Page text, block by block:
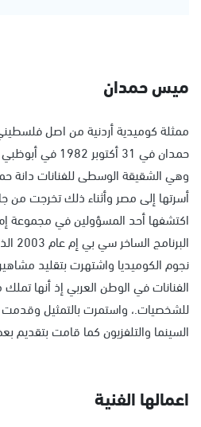
ميس حمدان
ممثلة كوميدية أردنية من اصل
حمدان في 31
وهي الشقيقة الوسطى للفنانات دانة
أسرتها إلى مصر وأثناء ذلك تخرجت من
اكتشفها أحد المسؤولين في مجموعة
نجوم الكوميديا واشتهرت بتقليد
الفنانات في الوطن العربي إذ أنها
للشخصيات.، واستمرت بالتمثيل
السينما والتلفزيون كما قامت بتقديم
اعمالها الفنية